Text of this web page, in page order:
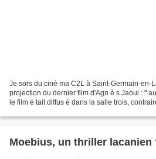
Je sors du ciné ma C2L à Saint-Germain-en-
projection du dernier film d'Agn è s Jaoui : "
le film é tait diffus é dans la salle trois,
Moebius, un thriller lacanien